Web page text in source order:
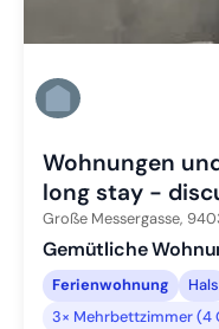
Wohnungen
long stay -
Große Messergasse,
Gemütliche
Ferienwohnung Hals
3× Mehrbettzimmer (4